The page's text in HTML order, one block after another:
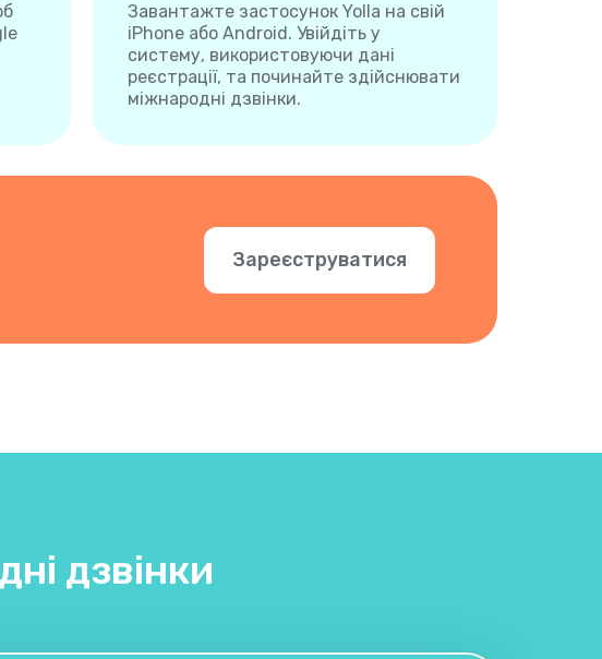
Завантажте застосунок Yolla на свій
iPhone або Android. Увійдіть у
систему, використовуючи дані
реєстрації, та починайте здійснювати
міжнародні дзвінки.
Зареєструватися
дзвінки